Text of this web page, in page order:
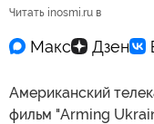
Читать inosmi.ru в
Американский
фильм "Arming